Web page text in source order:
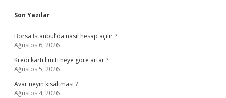
Sidebar
Son Yazılar
Borsa İstanbul’da nasıl hesap açılır ?
Ağustos 6, 2026
Kredi kartı limiti neye göre artar ?
Ağustos 5, 2026
Avar neyin kısaltması ?
Ağustos 4, 2026